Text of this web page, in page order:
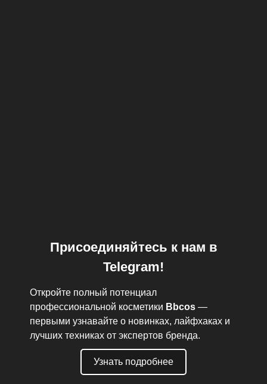
Присоединяйтесь к нам в
Telegram!
Откройте полный потенциал
профессиональной косметики Bbcos —
первыми узнавайте о новинках, лайфхаках и
лучших техниках от экспертов бренда.
Узнать подробнее